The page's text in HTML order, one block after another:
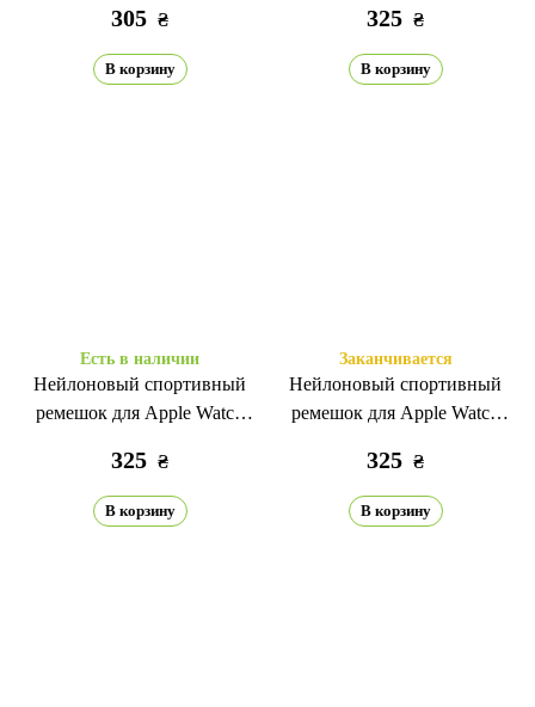
305 ₴
В корзину
серф синий
325 ₴
В корзину
Есть в наличии
Нейлоновый спортивный
ремешок для Apple Watch
sunshine
325 ₴
В корзину
Заканчивается
Нейлоновый спортивный
ремешок для Apple Watch
мятный
325 ₴
В корзину